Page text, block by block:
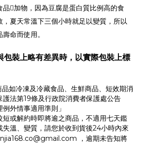
𣵚加物，因為豆腐是蛋白質比例高的食
夏天常溫下三個小時就足以變質，所以
命而使用。
裝上略有差異時，以實際包裝上標
如冷凍及冷藏食品、生鮮商品、短效期消
法第19條及行政院消費者保護處公告
例外情事適用準則」
或解約時即將逾之商品，不適用七天鑑
失溫、變質，請您於收到貨後24小時內來
，逾期未告知將